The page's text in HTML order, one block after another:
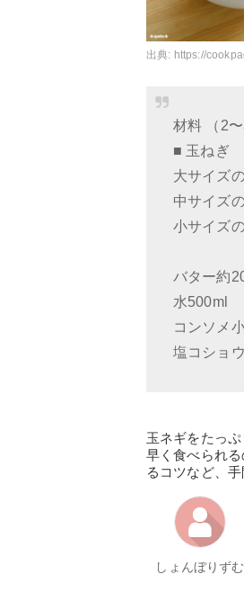
出典: https://
材料 （2〜
■ 玉ねぎ
大サイズ
中サイズ
小サイズ
バター約
水500ml
コンソメ
塩コショ
玉ネギをたっ
早く食べられ
るコツなど、
しょんぼりずむ